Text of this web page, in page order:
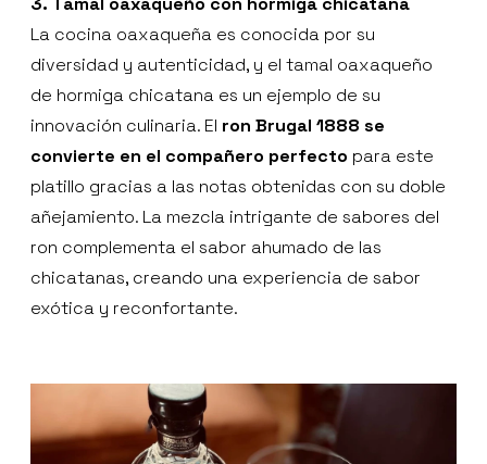
La cocina oaxaqueña es conocida por su
diversidad y autenticidad, y el tamal oaxaqueño
de hormiga chicatana es un ejemplo de su
innovación culinaria. El ron Brugal 1888 se
convierte en el compañero perfecto para este
platillo gracias a las notas obtenidas con su doble
añejamiento. La mezcla intrigante de sabores del
ron complementa el sabor ahumado de las
chicatanas, creando una experiencia de sabor
exótica y reconfortante.